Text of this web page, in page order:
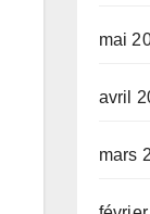
mai
avril
mars